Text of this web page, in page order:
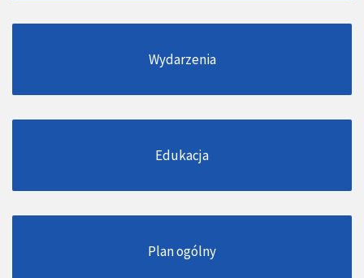
Wydarzenia
Edukacja
Plan ogólny